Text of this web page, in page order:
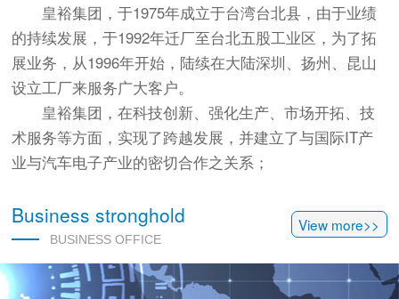
皇裕集团，于1975年成立于台湾台北县，由于业绩
的持续发展，于1992年迁厂至台北五股工业区，为了拓
展业务，从1996年开始，陆续在大陆深圳、扬州、昆山
设立工厂来服务广大客户。
皇裕集团，在科技创新、强化生产、市场开拓、技
术服务等方面，实现了跨越发展，并建立了与国际IT产
业与汽车电子产业的密切合作之关系；
View more>>
Business stronghold
BUSINESS OFFICE